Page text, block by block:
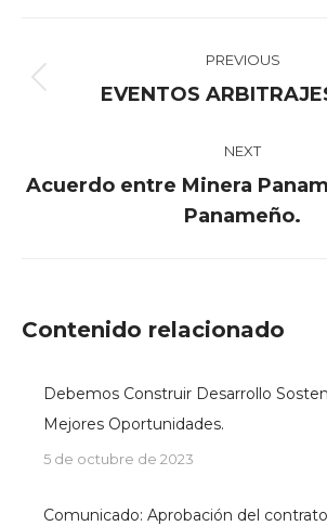
navigation
PREVIOUS
Previous
EVENTOS
NEXT
Next
post:
Acuerdo entre Minera
Panameño.
Contenido relacionado
Debemos Construir Desarrollo
Mejores Oportunidades.
5 de octubre de 2023
Comunicado: Aprobación del